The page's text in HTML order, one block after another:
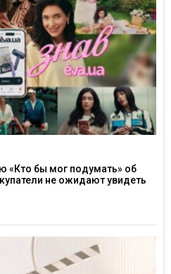
«Кто бы мог подумать» об
не ожидают увидеть